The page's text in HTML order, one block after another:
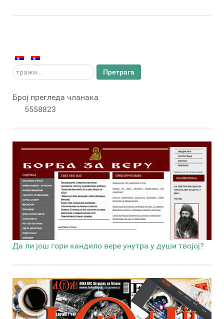
тражи... Претрага
Број прегледа чланака
5558823
Да ли још гори кандило вере унутра у души твојој?